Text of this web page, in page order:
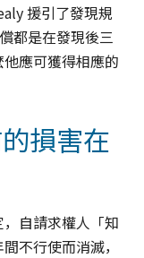
援引了發現規
都是在發現後三
應可獲得相應的
損害在
自請求權人「知
不行使而消滅，